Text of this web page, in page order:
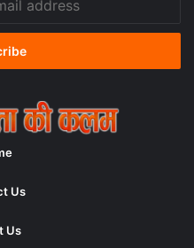
Us
Us